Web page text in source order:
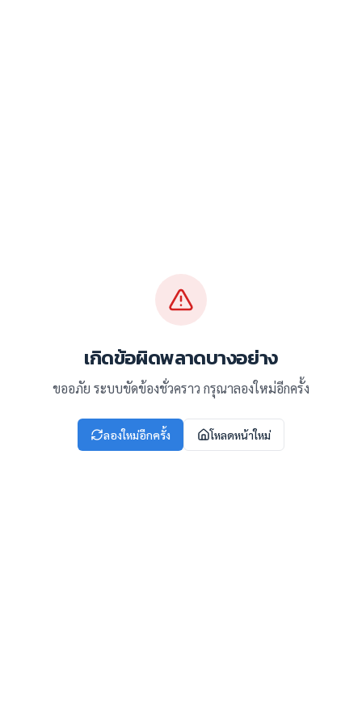
เกิดข้อผิดพลาดบางอย่าง
ขออภัย ระบบขัดข้องชั่วคราว กรุณาลองใหม่อีกครั้ง
ลองใหม่อีกครั้ง โหลดหน้าใหม่